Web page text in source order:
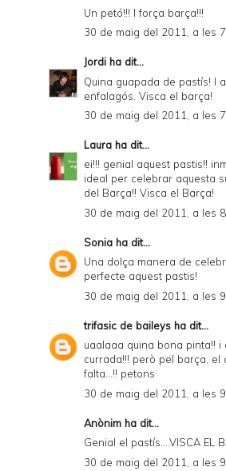
Un petó!!! I força barça!!!
30 de maig del 2011, a les
Jordi ha dit...
Quina guapada de pastís! I
enfalagós. Visca el barça!
30 de maig del 2011, a les
Laura ha dit...
ei!!! genial aquest pastis!!
ideal per celebrar aquesta
del Barça!! Visca el Barça!
30 de maig del 2011, a les
Sonia ha dit...
Una dolça manera de
perfecte aquest pastis!
30 de maig del 2011, a les
trifasic de baileys ha dit...
uaalaaa quina bona pinta!! i
currada!!! però pel barça, el
falta...!! petons
30 de maig del 2011, a les
Anònim ha dit...
Genial el pastís....VISCA EL
30 de maig del 2011, a les